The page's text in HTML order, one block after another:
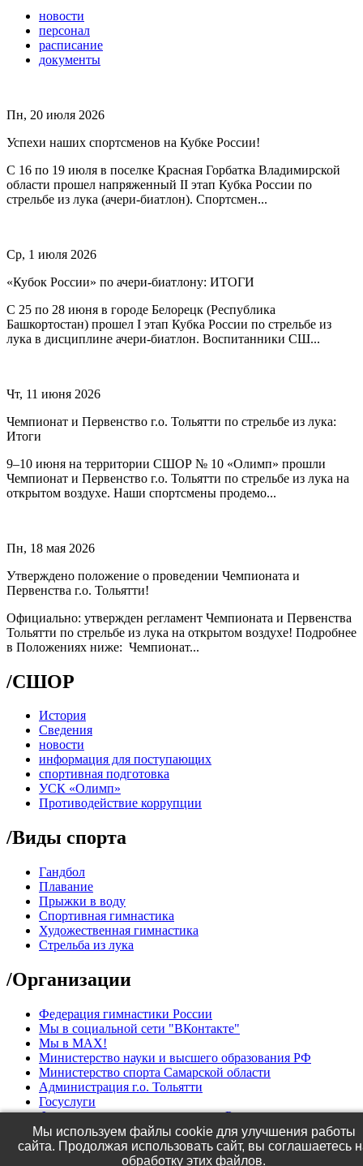
новости
персонал
расписание
документы
Пн, 20 июля 2026
Успехи наших спортсменов на Кубке России!
С 16 по 19 июля в поселке Красная Горбатка Владимирской
области прошел напряженный II этап Кубка России по
стрельбе из лука (ачери-биатлон). Спортсмен...
Ср, 1 июля 2026
«Кубок России» по ачери-биатлону: ИТОГИ
С 25 по 28 июня в городе Белорецк (Республика
Башкортостан) прошел I этап Кубка России по стрельбе из
лука в дисциплине ачери-биатлон. Воспитанники СШ...
Чт, 11 июня 2026
Чемпионат и Первенство г.о. Тольятти по стрельбе из лука:
Итоги
9–10 июня на территории СШОР № 10 «Олимп» прошли
Чемпионат и Первенство г.о. Тольятти по стрельбе из лука на
открытом воздухе. Наши спортсмены продемо...
Пн, 18 мая 2026
Утверждено положение о проведении Чемпионата и
Первенства г.о. Тольятти!
Официально: утвержден регламент Чемпионата и Первенства
Тольятти по стрельбе из лука на открытом воздухе! Подробнее
в Положениях ниже: Чемпионат...
/СШОР
История
Сведения
новости
информация для поступающих
спортивная подготовка
УСК «Олимп»
Противодействие коррупции
/Виды спорта
Гандбол
Плавание
Прыжки в воду
Спортивная гимнастика
Художественная гимнастика
Стрельба из лука
/Организации
Федерация гимнастики России
Мы в социальной сети "ВКонтакте"
Мы в МАХ!
Министерство науки и высшего образования РФ
Министерство спорта Самарской области
Администрация г.о. Тольятти
Госуслуги
Федерация водных видов спорта России
© 2010 -МБУ СШОР №10 "Олимп".
Роман Попов
Мы используем файлы cookie для улучшения работы
сайта. Продолжая использовать сайт, вы соглашаетесь
обработку этих файлов.